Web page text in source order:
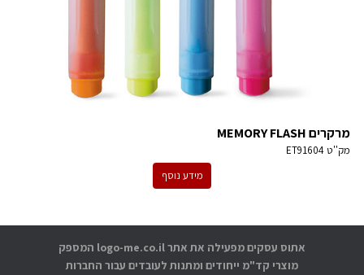
מרקרים MEMORY FLASH
מק''טET91604
מידע נוסף
אתוס עסקים מפעילה את אתר logo-me.co.il המספק
מוצרי קד"מ ייחודים ומתנות לעובדים עבור החברות